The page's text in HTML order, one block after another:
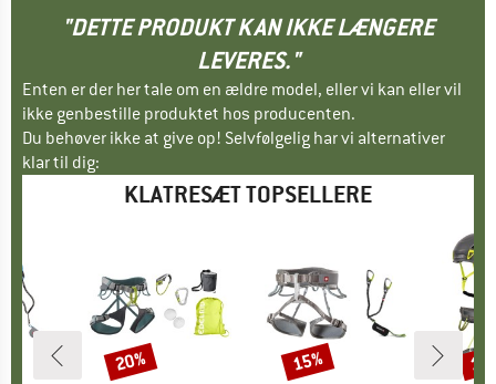
"DETTE PRODUKT KAN IKKE LÆNGERE
LEVERES."
Enten er der her tale om en ældre model, eller vi kan eller vil
ikke genbestille produktet hos producenten.
Du behøver ikke at give op! Selvfølgelig har vi alternativer
klar til dig:
KLATRESÆT TOPSELLERE
Rabat
20% Rabat
15%